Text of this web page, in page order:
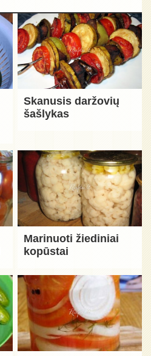
Skanusis daržovių
šašlykas
Marinuoti žiediniai
kopūstai